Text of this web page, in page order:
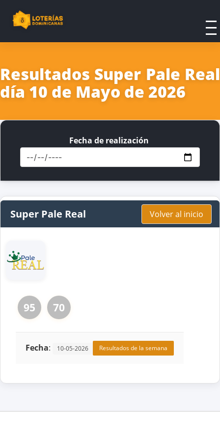
Resultados Super Pale Real
día 10 de Mayo de 2026
Fecha de realización
Super Pale Real Volver al inicio
95 70
Fecha: 10-05-2026 Resultados de la semana